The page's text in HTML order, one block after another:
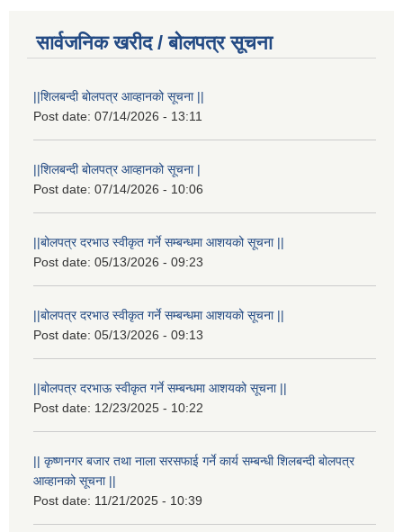
सार्वजनिक खरीद / बोलपत्र सूचना
||शिलबन्दी बोलपत्र आव्हानको सूचना ||
Post date: 07/14/2026 - 13:11
||शिलबन्दी बोलपत्र आव्हानको सूचना |
Post date: 07/14/2026 - 10:06
||बोलपत्र दरभाउ स्वीकृत गर्ने सम्बन्धमा आशयको सूचना ||
Post date: 05/13/2026 - 09:23
||बोलपत्र दरभाउ स्वीकृत गर्ने सम्बन्धमा आशयको सूचना ||
Post date: 05/13/2026 - 09:13
||बोलपत्र दरभाऊ स्वीकृत गर्ने सम्बन्धमा आशयको सूचना ||
Post date: 12/23/2025 - 10:22
|| कृष्णनगर बजार तथा नाला सरसफाई गर्ने कार्य सम्बन्धी शिलबन्दी बोलपत्र
आव्हानको सूचना ||
Post date: 11/21/2025 - 10:39